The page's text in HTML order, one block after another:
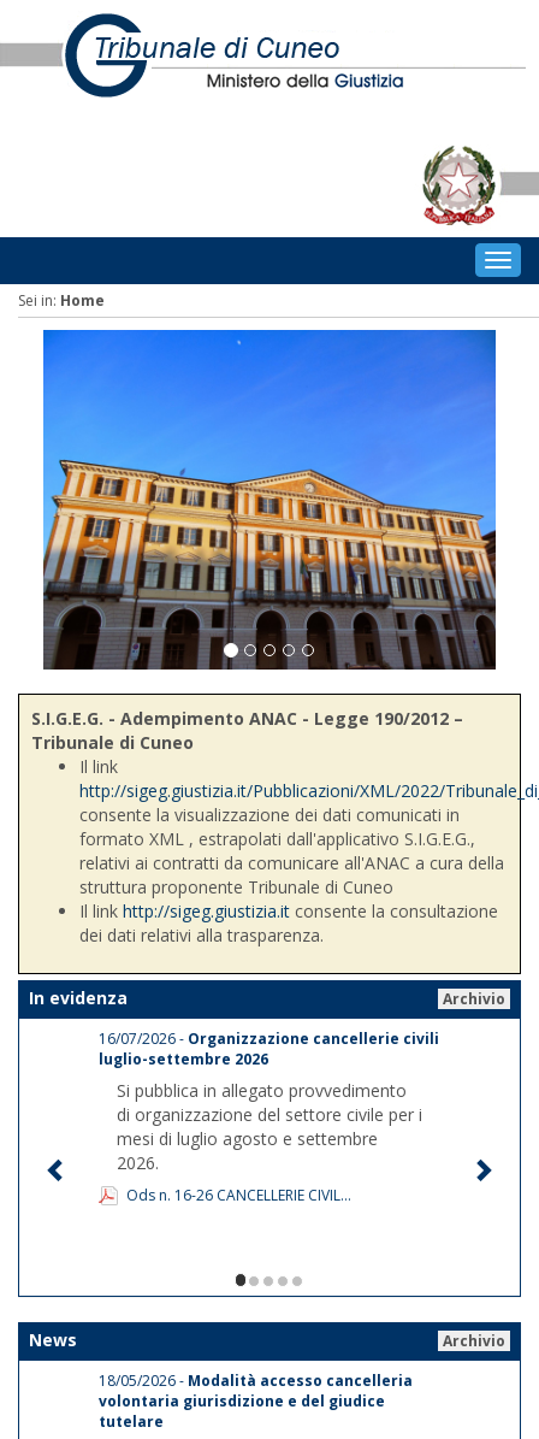
Sei in: Home
S.I.G.E.G. - Adempimento ANAC - Legge 190/2012 –
Tribunale di Cuneo
Il link
http://sigeg.giustizia.it/Pubblicazioni/XML/2022/
consente la visualizzazione dei dati comunicati in
formato XML , estrapolati dall'applicativo S.I.G.E.G.,
relativi ai contratti da comunicare all'ANAC a cura della
struttura proponente Tribunale di Cuneo
Il link http://sigeg.giustizia.it consente la consultazione
dei dati relativi alla trasparenza.
In evidenza
Archivio
16/07/2026 - Organizzazione cancellerie civili
luglio-settembre 2026
Si pubblica in allegato provvedimento
di organizzazione del settore civile per i
mesi di luglio agosto e settembre
2026.
Ods n. 16-26 CANCELLERIE CIVIL...
1/5
News
Archivio
18/05/2026 - Modalità accesso cancelleria
volontaria giurisdizione e del giudice
tutelare